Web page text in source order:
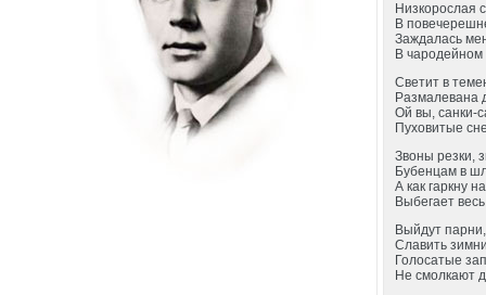
Низкорослая
В
Заждалась
В чародейном
Светит в
Размалевана
Ой вы, санки-
Пуховитые
Звоны резки,
Бубенцам в
А как гаркну
Выбегает
Выйдут
Славить
Голосатые
Не смолкают